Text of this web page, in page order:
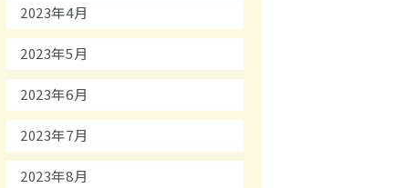
2023年4月
2023年5月
2023年6月
2023年7月
2023年8月